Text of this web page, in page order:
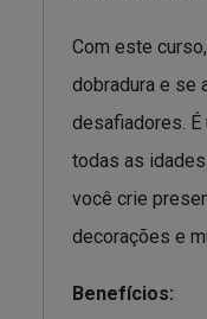
Com este
dobradura e se
desafiadores.
todas as
você crie
decorações e
Benefícios: